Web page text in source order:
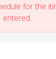
for the
entered.